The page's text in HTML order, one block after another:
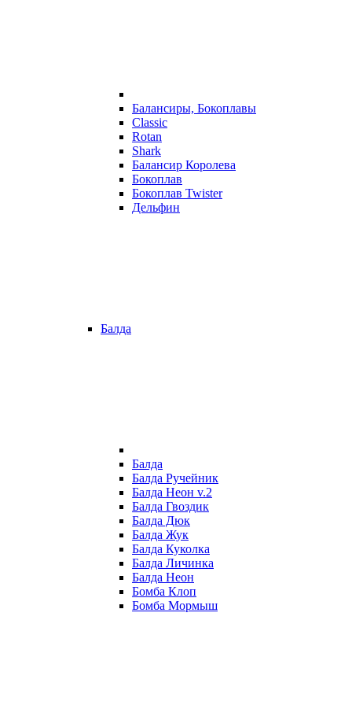
Балансиры, Бокоплавы
Classic
Rotan
Shark
Балансир Королева
Бокоплав
Бокоплав Twister
Дельфин
Балда
Балда
Балда Ручейник
Балда Неон v.2
Балда Гвоздик
Балда Дюк
Балда Жук
Балда Куколка
Балда Личинка
Балда Неон
Бомба Клоп
Бомба Мормыш